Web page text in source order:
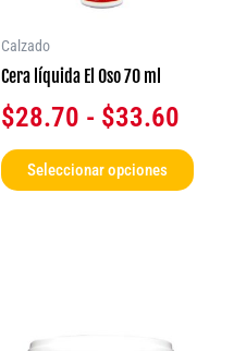
Calzado
Cera líquida El Oso 70 ml
$28.70 - $33.60
Seleccionar opciones